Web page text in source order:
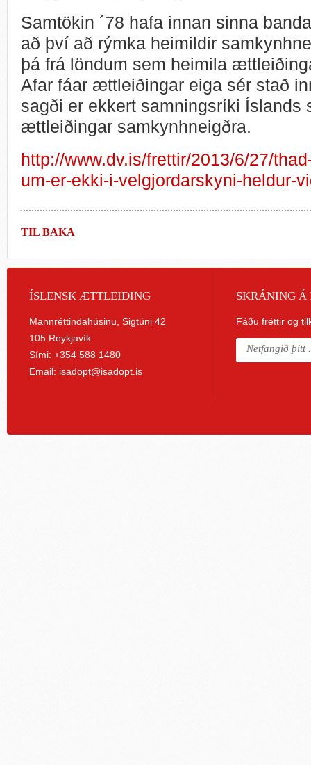
Samtökin ´78 hafa innan sinna
að því að rýmka heimildir
þá frá löndum sem heimila
Afar fáar ættleiðingar eiga sér stað
sagði er ekkert samningsríki Íslands
ættleiðingar samkynhneigðra.
http://www.dv.is/frettir/2013/6/27/
um-er-ekki-i-velgjordarskyni-heldur-
TIL BAKA
ÍSLENSK ÆTTLEIÐING
Mannréttindahúsinu, Sigtúni 42
105 Reykjavík
Sími: +354 588 1480
Email: isadopt@isadopt.is
SKRÁNING Á
Fáðu fréttir og